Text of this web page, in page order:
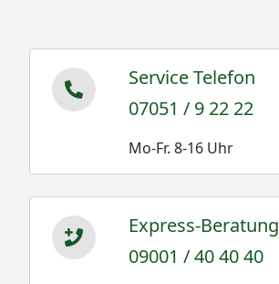
Service Telefon
07051 / 9 22 22
Mo-Fr. 8-16 Uhr
Express-Beratung
09001 / 40 40 40